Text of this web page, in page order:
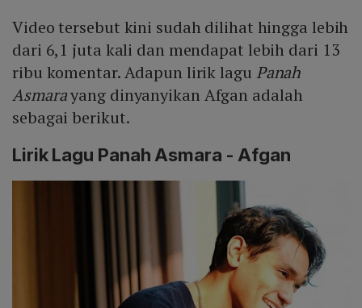
Video tersebut kini sudah dilihat hingga lebih
dari 6,1 juta kali dan mendapat lebih dari 13
ribu komentar. Adapun lirik lagu Panah
Asmarayang dinyanyikan Afgan adalah
sebagai berikut.
Lirik Lagu Panah Asmara - Afgan